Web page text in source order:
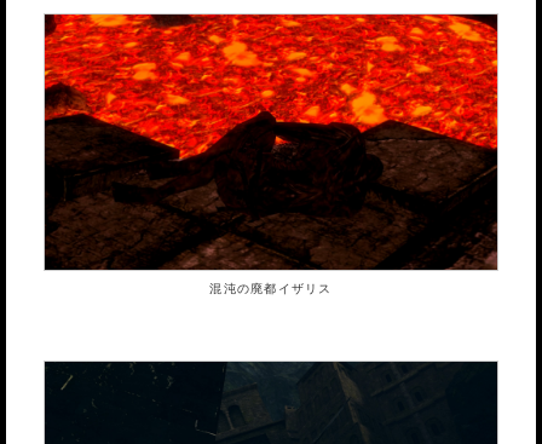
混沌の廃都イザリス